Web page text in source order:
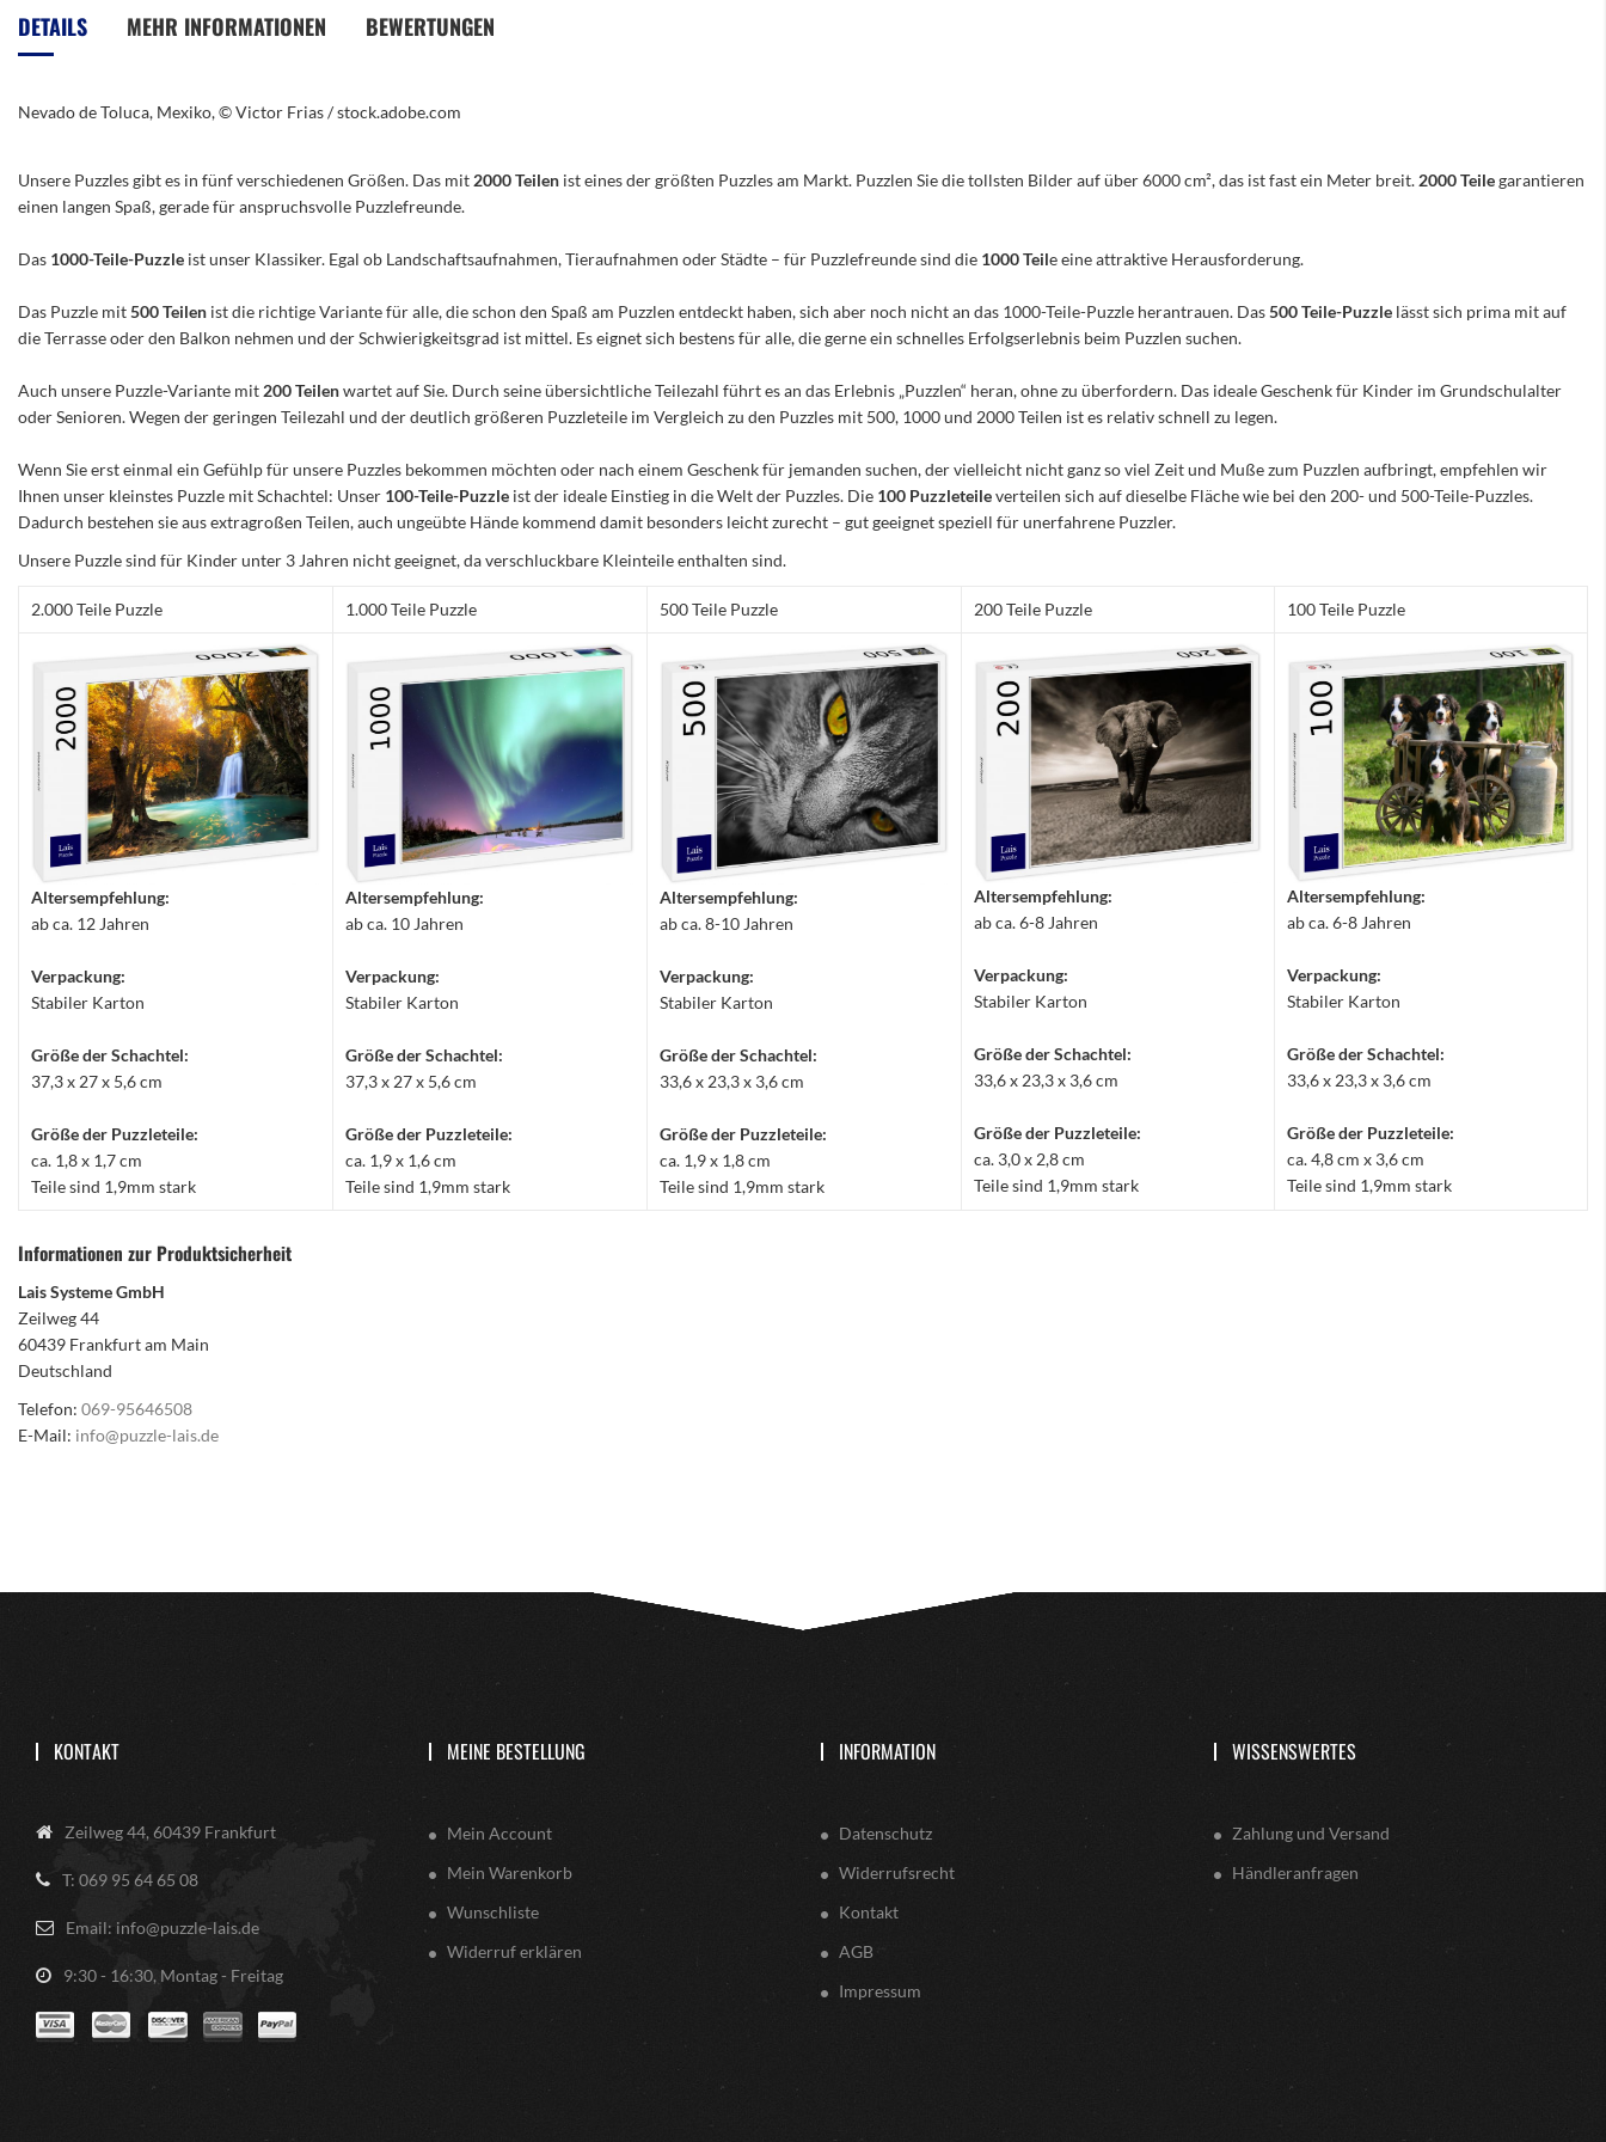
Bildergalerie
springen
DETAILS
Nevado de Toluca, Mexiko, © Victor Frias / stock.adobe.com
MEHR INFORMATIONEN BEWERTUNGEN
Unsere Puzzles gibt es in fünf verschiedenen Größen. Das mit 2000 Teilen ist eines der größten Puzzles am Markt. Puzzlen Sie die tollsten Bilder auf über 6000 cm², das ist fast ein Meter breit. 2000 Teilegarantieren
einen langen Spaß, gerade für anspruchsvolle Puzzlefreunde.
Das 1000-Teile-Puzzle ist unser Klassiker. Egal ob Landschaftsaufnahmen, Tieraufnahmen oder Städte – für Puzzlefreunde sind die 1000 Teile eine attraktive Herausforderung.
Das Puzzle mit500 Teilen ist die richtige Variante für alle, die schon den Spaß am Puzzlen entdeckt haben, sich aber noch nicht an das 1000-Teile-Puzzle herantrauen. Das500 Teile-Puzzle lässt sich prima mit auf
die Terrasse oder den Balkon nehmen und der Schwierigkeitsgrad ist mittel. Es eignet sich bestens für alle, die gerne ein schnelles Erfolgserlebnis beim Puzzlen suchen.
Auch unsere Puzzle-Variante mit 200 Teilenwartet auf Sie. Durch seine übersichtliche Teilezahl führt es an das Erlebnis „Puzzlen“ heran, ohne zu überfordern. Das ideale Geschenk für Kinder im Grundschulalter
oder Senioren. Wegen der geringen Teilezahl und der deutlich größeren Puzzleteile im Vergleich zu den Puzzles mit 500, 1000 und 2000 Teilen ist es relativ schnell zu legen.
Wenn Sie erst einmal ein Gefühlp für unsere Puzzles bekommen möchten oder nach einem Geschenk für jemanden suchen, der vielleicht nicht ganz so viel Zeit und Muße zum Puzzlen aufbringt, empfehlen wir
Ihnen unser kleinstes Puzzle mit Schachtel: Unser 100-Teile-Puzzle ist der ideale Einstieg in die Welt der Puzzles. Die 100 Puzzleteileverteilen sich auf dieselbe Fläche wie bei den 200- und 500-Teile-Puzzles.
Dadurch bestehen sie aus extragroßen Teilen, auch ungeübte Hände kommend damit besonders leicht zurecht – gut geeignet speziell für unerfahrene Puzzler.
Unsere Puzzle sind für Kinder unter 3 Jahren nicht geeignet, da verschluckbare Kleinteile enthalten sind.
2.000 Teile Puzzle 1.000 Teile Puzzle 500 Teile Puzzle 200 Teile Puzzle 100 Teile Puzzle
Altersempfehlung:
ab ca. 12 Jahren
Verpackung:
Stabiler Karton
Größe der Schachtel:
37,3 x 27 x 5,6 cm
Größe der Puzzleteile:
ca. 1,8 x 1,7 cm
Teile sind 1,9mm stark
Altersempfehlung:
ab ca. 10 Jahren
Verpackung:
Stabiler Karton
Größe der Schachtel:
37,3 x 27 x 5,6 cm
Größe der Puzzleteile:
ca. 1,9 x 1,6 cm
Teile sind 1,9mm stark
Altersempfehlung:
ab ca. 8-10 Jahren
Verpackung:
Stabiler Karton
Größe der Schachtel:
33,6 x 23,3 x 3,6 cm
Größe der Puzzleteile:
ca. 1,9 x 1,8 cm
Teile sind 1,9mm stark
Altersempfehlung:
ab ca. 6-8 Jahren
Verpackung:
Stabiler Karton
Größe der Schachtel:
33,6 x 23,3 x 3,6 cm
Größe der Puzzleteile:
ca. 3,0 x 2,8 cm
Teile sind 1,9mm stark
Altersempfehlung:
ab ca. 6-8 Jahren
Verpackung:
Stabiler Karton
Größe der Schachtel:
33,6 x 23,3 x 3,6 cm
Größe der Puzzleteile:
ca. 4,8 cm x 3,6 cm
Teile sind 1,9mm stark
Informationen zur Produktsicherheit
Lais Systeme GmbH
Zeilweg 44
60439 Frankfurt am Main
Deutschland
Telefon: 069-95646508
E-Mail: info@puzzle-lais.de
KONTAKT
Zeilweg 44, 60439 Frankfurt
T: 069 95 64 65 08
Email: info@puzzle-lais.de
9:30 - 16:30, Montag - Freitag
MEINE BESTELLUNG
Mein Account
Mein Warenkorb
Wunschliste
Widerruf erklären
INFORMATION
Datenschutz
Widerrufsrecht
Kontakt
AGB
Impressum
WISSENSWERTES
Zahlung und Versand
Händleranfragen